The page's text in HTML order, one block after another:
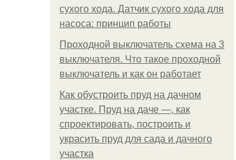
сухого хода. Датчик сухого хода для
насоса: принцип работы
Проходной выключатель схема на 3
выключателя. Что такое проходной
выключатель и как он работает
Как обустроить пруд на дачном
участке. Пруд на даче —, как
спроектировать, построить и
украсить пруд для сада и дачного
участка